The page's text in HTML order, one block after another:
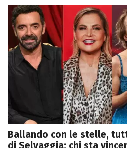
Ballando con le stelle,